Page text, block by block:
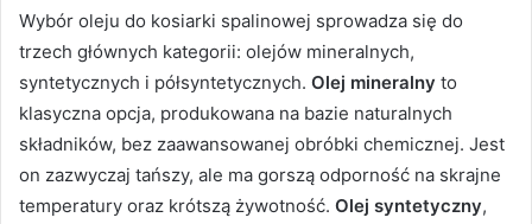
Wybór oleju do kosiarki spalinowej sprowadza się do
trzech głównych kategorii: olejów mineralnych,
syntetycznych i półsyntetycznych. Olej mineralny to
klasyczna opcja, produkowana na bazie naturalnych
składników, bez zaawansowanej obróbki chemicznej. Jest
on zazwyczaj tańszy, ale ma gorszą odporność na skrajne
temperatury oraz krótszą żywotność. Olej syntetyczny,